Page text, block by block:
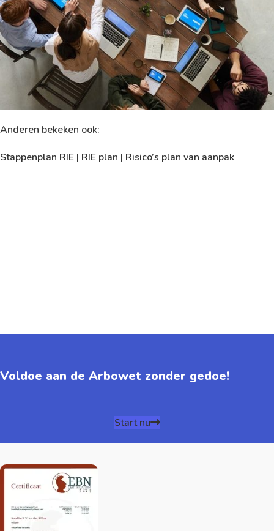
Anderen bekeken ook:
Stappenplan RIE | RIE plan | Risico’s plan van aanpak
Voldoe aan de Arbowet zonder gedoe!
Start nu